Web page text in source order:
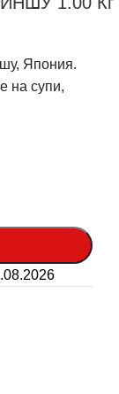
Япония.
на супи,